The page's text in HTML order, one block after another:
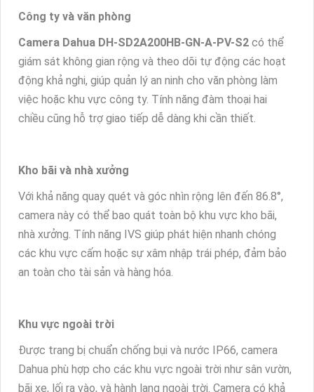
Công ty và văn phòng
Camera Dahua DH-SD2A200HB-GN-A-PV-S2 có thể
giám sát không gian rộng và theo dõi tự động các hoạt
động khả nghi, giúp quản lý an ninh cho văn phòng làm
việc hoặc khu vực công ty. Tính năng đàm thoại hai
chiều cũng hỗ trợ giao tiếp dễ dàng khi cần thiết.
Kho bãi và nhà xưởng
Với khả năng quay quét và góc nhìn rộng lên đến 86.8°,
camera này có thể bao quát toàn bộ khu vực kho bãi,
nhà xưởng. Tính năng IVS giúp phát hiện nhanh chóng
các khu vực cấm hoặc sự xâm nhập trái phép, đảm bảo
an toàn cho tài sản và hàng hóa.
Khu vực ngoài trời
Được trang bị chuẩn chống bụi và nước IP66, camera
Dahua phù hợp cho các khu vực ngoài trời như sân vườn,
bãi xe, lối ra vào, và hành lang ngoài trời. Camera có khả